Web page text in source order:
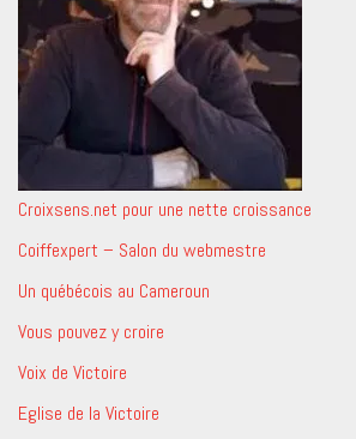
Croixsens.net pour une nette croissance
Coiffexpert – Salon du webmestre
Un québécois au Cameroun
Vous pouvez y croire
Voix de Victoire
Eglise de la Victoire